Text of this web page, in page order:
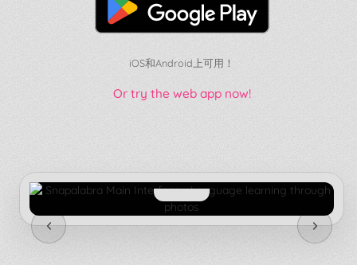
iOS和Android上可用！
Or try the web app now!